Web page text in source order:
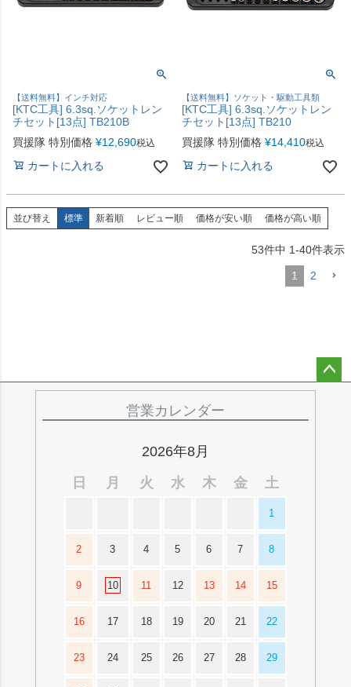
【送料無料】インチ対応
[KTC工具] 6.3sq.ソケットレン
チセット[13点] TB210B
買援隊 特別価格 ¥12,690税込
カートに入れる
【送料無料】ソケット・駆動工具類
[KTC工具] 6.3sq.ソケットレン
チセット[13点] TB210
買援隊 特別価格 ¥14,410税込
カートに入れる
並び替え 標準 新着順 レビュー順 価格が安い順 価格が高い順
53件中 1-40件表示
1 2
営業カレンダー
2026年8月
日
月 火 水 木 金 土
1
2 3 4 5 6 7 8
9 10 11 12 13 14 15
16 17 18 19 20 21 22
23 24 25 26 27 28 29